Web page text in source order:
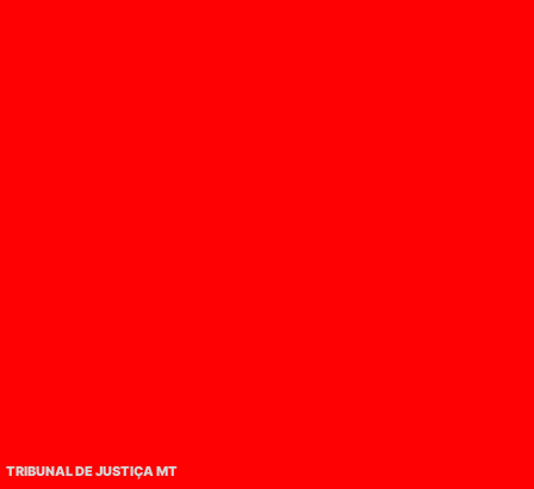
TRIBUNAL DE JUSTIÇA MT